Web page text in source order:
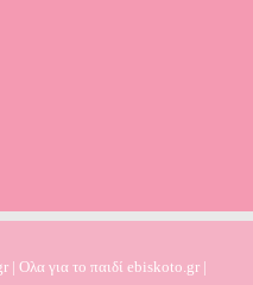
| Ολα για το παιδί ebiskoto.gr |